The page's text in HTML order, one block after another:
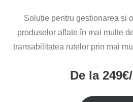
Soluție pentru gestionarea și
produselor aflate în mai multe
transabilitatea rutelor prin mai
De la